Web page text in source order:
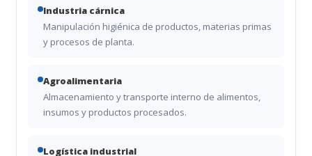
Industria cárnica
Manipulación higiénica de productos, materias primas
y procesos de planta.
Agroalimentaria
Almacenamiento y transporte interno de alimentos,
insumos y productos procesados.
Logística industrial